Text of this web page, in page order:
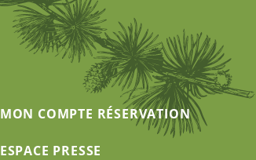
MON COMPTE RÉSERVATION
ESPACE PRESSE